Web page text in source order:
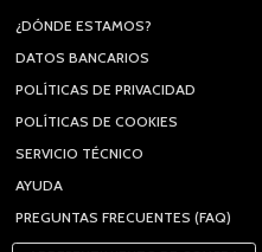
¿DÓNDE ESTAMOS?
DATOS BANCARIOS
POLÍTICAS DE PRIVACIDAD
POLÍTICAS DE COOKIES
SERVICIO TÉCNICO
AYUDA
PREGUNTAS FRECUENTES (FAQ)